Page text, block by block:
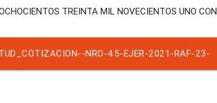
TREINTA MIL NOVECIENTOS UNO CON
NRO-45-EJER-2021-RAF-23-